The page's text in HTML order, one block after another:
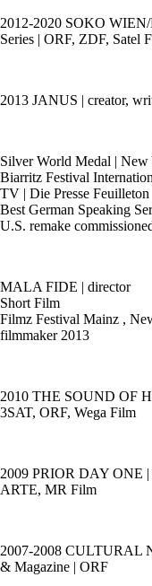
2012-2020 SOKO
Series | ORF, ZDF, Satel
2013 JANUS | creator,
Silver World Medal | New
Biarritz Festival
TV | Die Presse Feuilleton
Best German Speaking
U.S. remake
MALA FIDE | director
Short Film
Filmz Festival Mainz ,
filmmaker 2013
2010 THE SOUND OF
3SAT, ORF, Wega Film
2009 PRIOR DAY ONE |
ARTE, MR Film
2007-2008 CULTURAL
& Magazine | ORF